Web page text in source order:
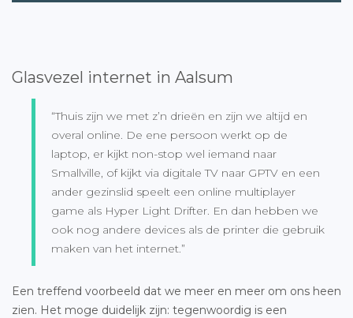
Glasvezel internet in Aalsum
“Thuis zijn we met z’n drieën en zijn we altijd en
overal online. De ene persoon werkt op de
laptop, er kijkt non-stop wel iemand naar
Smallville, of kijkt via digitale TV naar GPTV en een
ander gezinslid speelt een online multiplayer
game als Hyper Light Drifter. En dan hebben we
ook nog andere devices als de printer die gebruik
maken van het internet.”
Een treffend voorbeeld dat we meer en meer om ons heen
zien. Het moge duidelijk zijn: tegenwoordig is een